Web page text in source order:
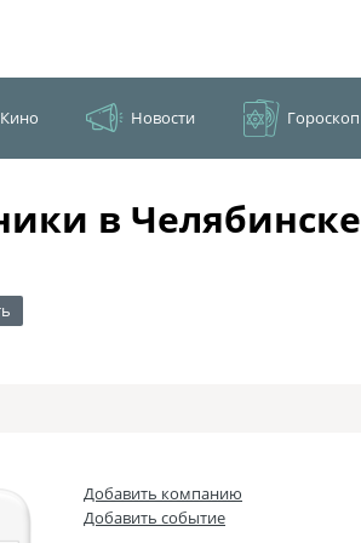
Кино Новости Гороскоп
в Челябинске
Добавить компанию
Добавить событие